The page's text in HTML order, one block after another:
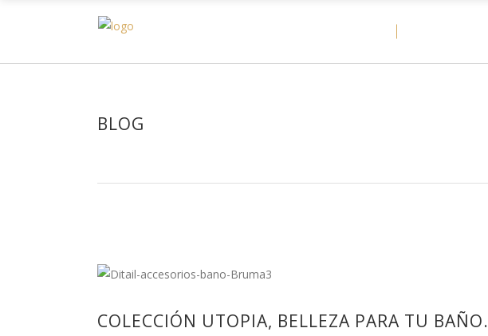
BLOG
COLECCIÓN UTOPIA, BELLEZA PARA TU BAÑO.